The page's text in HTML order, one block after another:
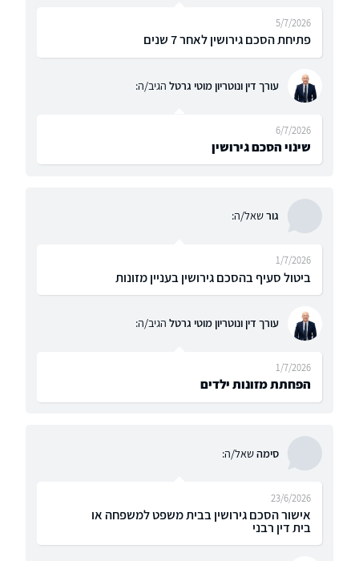
פתיחת הסכם גירושין לאחר 7 שנים
5/7/2026
עורך דין ונוטריון מוטי גרטל הגיב/ה:
שינוי הסכם גירושין
6/7/2026
גורשאל/ה:
ביטול סעיף בהסכם גירושין בעניין מזונות
1/7/2026
עורך דין ונוטריון מוטי גרטל הגיב/ה:
הפחתת מזונות ילדים
1/7/2026
סימהשאל/ה:
אישור הסכם גירושין בבית משפט למשפחה או
בית דין רבני
23/6/2026